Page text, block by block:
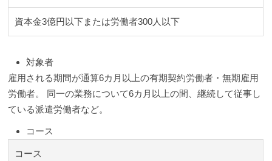
資本金3億円以下または労働者300人以下
対象者
雇用される期間が通算6カ月以上の有期契約労働者・無期雇用
労働者。 同一の業務について6カ月以上の間、継続して従事し
ている派遣労働者など。
コース
コース